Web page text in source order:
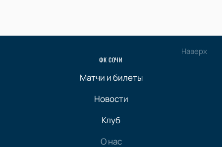
Наверх
ФК СОЧИ
Матчи и билеты
Новости
Клуб
О нас